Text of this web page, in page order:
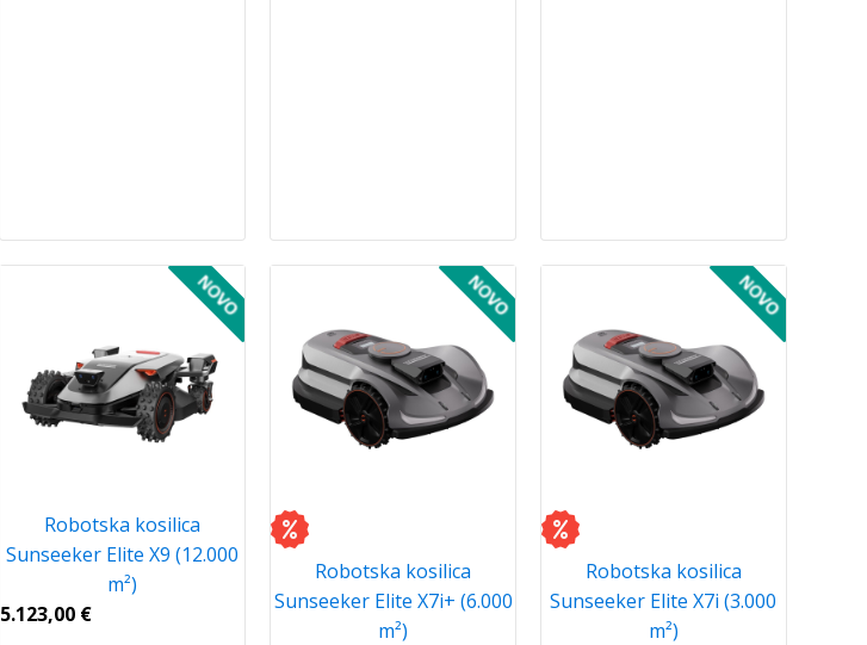
Robotska kosilica
Sunseeker Elite X9 (12.000
m²)
5.123,00 €
Robotska kosilica
Sunseeker Elite X7i+ (6.000
m²)
Robotska kosilica
Sunseeker Elite X7i (3.000
m²)